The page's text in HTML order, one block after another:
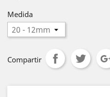
Medida
Compartir